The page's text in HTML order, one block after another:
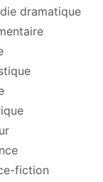
dramatique
fiction